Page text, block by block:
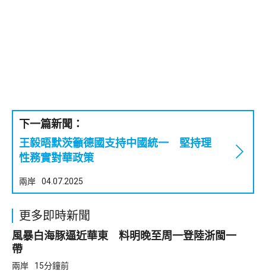
下一篇新聞：
王毅晤默茨籲德國支持中國統一 堅持理
性務實對華政策
兩岸 04.07.2025
更多即時新聞
風暴白海豚逼近華東 料明晚至周一登陸浙閩一
帶
兩岸 15分鐘前